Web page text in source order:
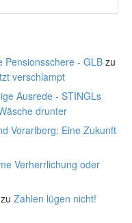
Pensionsschere - GLB zu
verschlampt
Ausrede - STINGLs
drunter
Vorarlberg: Eine Zukunft
Verherrlichung oder
zu Zahlen lügen nicht!